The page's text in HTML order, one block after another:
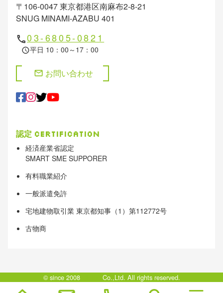
〒106-0047 東京都港区南麻布2-8-21
SNUG MINAMI-AZABU 401
phone03-6805-0821
schedule平日 10：00～17：00
mail お問い合わせ
認定 Certification
経済産業省認定
SMART SME SUPPORER
有料職業紹介
一般派遣免許
宅地建物取引業 東京都知事（1）第112772号
古物商
© since 2008 Co.,Ltd. All rights reserved.